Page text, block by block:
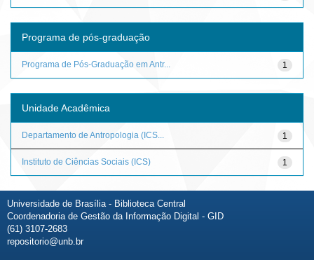
Programa de pós-graduação
1
Programa de Pós-Graduação em Antr...
Unidade Acadêmica
1
Departamento de Antropologia (ICS...
1
Instituto de Ciências Sociais (ICS)
Universidade de Brasília - Biblioteca Central
Coordenadoria de Gestão da Informação Digital - GID
(61) 3107-2683
repositorio@unb.br